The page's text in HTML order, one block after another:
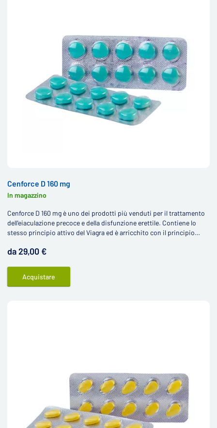
Cenforce D 160 mg
In magazzino
Cenforce D 160 mg è uno dei prodotti più venduti per il trattamento
dell'eiaculazione precoce e della disfunzione erettile. Contiene lo
stesso principio attivo del Viagra ed è arricchito con il principio
da 29,00 €
Acquistare